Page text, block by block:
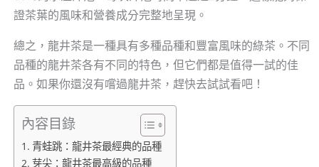
證茶葉的風味和營養成分完整地呈現。
總之，龍井茶是一種具有多種品種和豐富風味的綠茶。不同
品種的龍井茶各有不同的特色，但它們都是值得一試的佳
品。如果你還沒有嚐過龍井茶，趕快去試試看吧！
內容目錄
青蛙跳：龍井茶最經典的品種
芽尖：龍井茶最高級的品種